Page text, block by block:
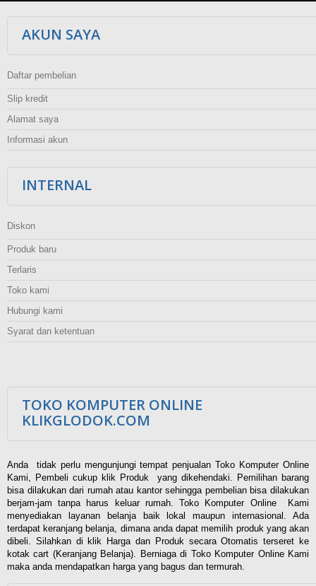
AKUN SAYA
Daftar pembelian
Slip kredit
Alamat saya
Informasi akun
INTERNAL
Diskon
Produk baru
Terlaris
Toko kami
Hubungi kami
Syarat dan ketentuan
TOKO KOMPUTER ONLINE
KLIKGLODOK.COM
Anda tidak perlu mengunjungi tempat penjualan Toko Komputer Online
Kami, Pembeli cukup klik Produk yang dikehendaki. Pemilihan barang
bisa dilakukan dari rumah atau kantor sehingga pembelian bisa dilakukan
berjam-jam tanpa harus keluar rumah. Toko Komputer Online Kami
menyediakan layanan belanja baik lokal maupun internasional. Ada
terdapat keranjang belanja, dimana anda dapat memilih produk yang akan
dibeli. Silahkan di klik Harga dan Produk secara Otomatis terseret ke
kotak cart (Keranjang Belanja). Berniaga di Toko Komputer Online Kami
maka anda mendapatkan harga yang bagus dan termurah.